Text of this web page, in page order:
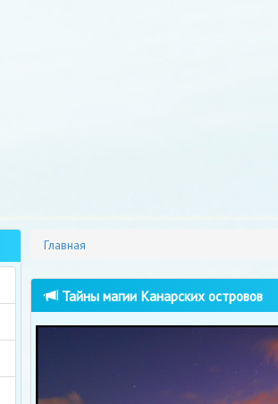
Главная
Тайны магии Канарских островов